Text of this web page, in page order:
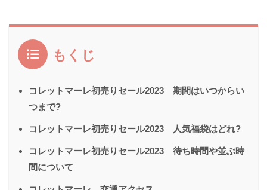
もくじ
コレットマーレ初売りセール2023 期間はいつからい
つまで?
コレットマーレ初売りセール2023 人気福袋はどれ?
コレットマーレ初売りセール2023 待ち時間や並ぶ時
間について